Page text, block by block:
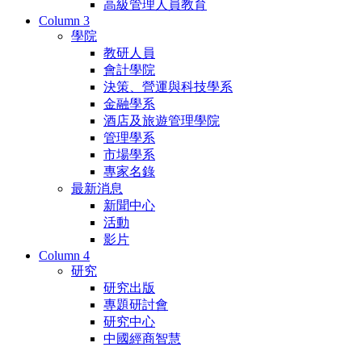
高級管理人員教育
Column 3
學院
教研人員
會計學院
決策、營運與科技學系
金融學系
酒店及旅遊管理學院
管理學系
市場學系
專家名錄
最新消息
新聞中心
活動
影片
Column 4
研究
研究出版
專題研討會
研究中心
中國經商智慧